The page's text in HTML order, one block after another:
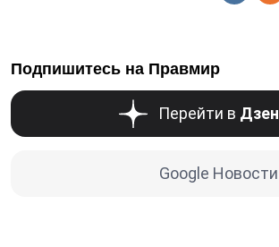
Подпишитесь на Правмир
Перейти в Дзен
Google Новости